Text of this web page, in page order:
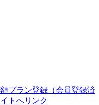
プラン登録（会員登録済
トへリンク